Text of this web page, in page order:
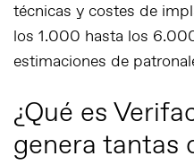
técnicas y costes de
los 1.000 hasta los
estimaciones de
¿Qué es
genera tantas